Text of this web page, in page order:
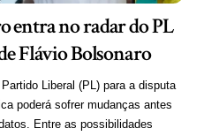
entra no radar do PL
Flávio Bolsonaro
Liberal (PL) para a disputa
poderá sofrer mudanças antes
Entre as possibilidades